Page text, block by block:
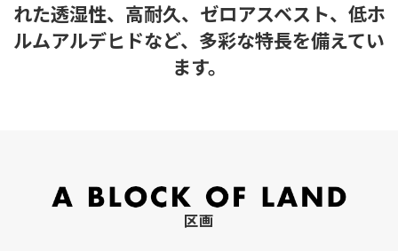
れた透湿性、高耐久、ゼロアスベスト、低ホ
ルムアルデヒドなど、多彩な特長を備えてい
ます。
区画